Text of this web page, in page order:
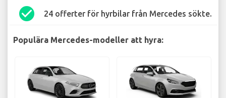
check_circle 24 offerter för hyrbilar från Mercedes sökte.
Populära Mercedes-modeller att hyra: